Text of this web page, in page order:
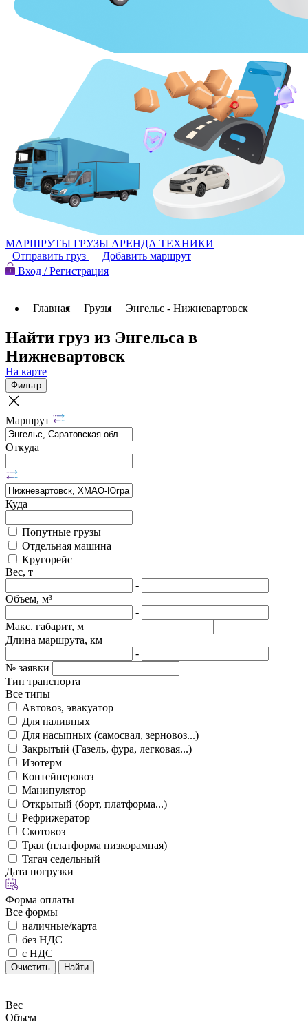
МАРШРУТЫ ГРУЗЫ АРЕНДА ТЕХНИКИ
Отправить груз
Добавить маршрут
Вход / Регистрация
Главная Грузы Энгельс - Нижневартовск
Найти груз из Энгельса в
Нижневартовск
На карте
Фильтр
Маршрут
Откуда
Куда
Попутные грузы
Отдельная машина
Кругорейс
Вес, т
-
Объем, м³
-
Макс. габарит, м
Длина маршрута, км
-
№ заявки
Тип транспорта
Все типы
Автовоз, эвакуатор
Для наливных
Для насыпных (самосвал, зерновоз...)
Закрытый (Газель, фура, легковая...)
Изотерм
Контейнеровоз
Манипулятор
Открытый (борт, платформа...)
Рефрижератор
Скотовоз
Трал (платформа низкорамная)
Тягач седельный
Дата погрузки
Форма оплаты
Все формы
наличные/карта
без НДС
с НДС
Очистить Найти
Вес
Объем